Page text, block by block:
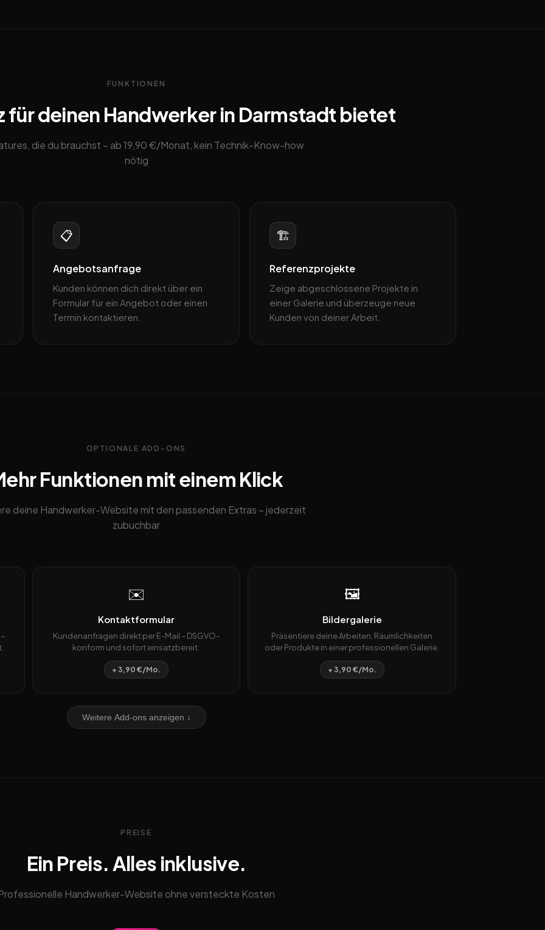
FUNKTIONEN
für deinen Handwerker in Darmstadt bietet
die du brauchst – ab 19,90 €/Monat, kein Technik-Know-how
nötig
📋
Angebotsanfrage
Kunden können dich direkt über ein
Formular für ein Angebot oder einen
Termin kontaktieren.
🏗️
Referenzprojekte
Zeige abgeschlossene Projekte in
einer Galerie und überzeuge neue
Kunden von deiner Arbeit.
OPTIONALE ADD-ONS
Funktionen mit einem Klick
deine Handwerker-Website mit den passenden Extras – jederzeit
zubuchbar
✉️
Kontaktformular
Kundenanfragen direkt per E-Mail – DSGVO-
konform und sofort einsatzbereit.
+ 3,90 €/Mo.
🖼️
Bildergalerie
Präsentiere deine Arbeiten, Räumlichkeiten
oder Produkte in einer professionellen Galerie.
+ 3,90 €/Mo.
Weitere Add-ons anzeigen ↓
PREISE
Ein Preis. Alles inklusive.
Handwerker-Website ohne versteckte Kosten